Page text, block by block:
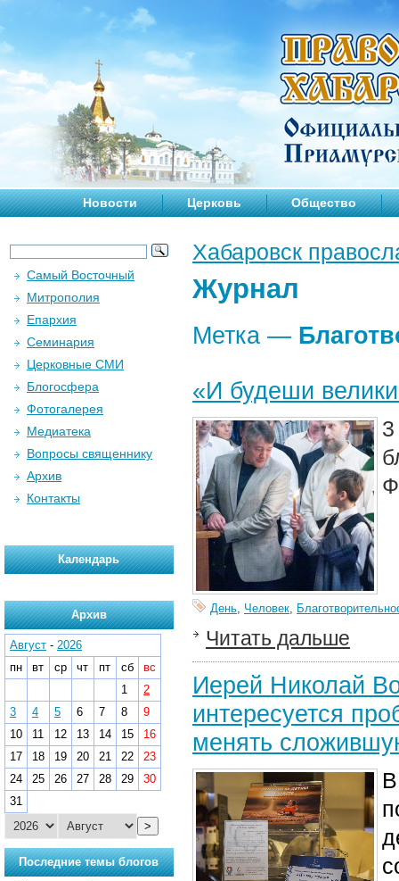
Новости Церковь Общество
Хабаровск
Журнал
Метка —
«И будеши
3
День, Человек,
Читать дальше
Иерей Николай
интересуется
менять
Самый Восточный
Митрополия
Епархия
Семинария
Церковные СМИ
Блогосфера
Фотогалерея
Медиатека
Вопросы священнику
Архив
Контакты
Календарь
Архив
Август - 2026
пн
вт ср чт пт сб
вс
1
2
3
4 5 6 7 8
9
10
11 12 13 14 15
16
17
18 19 20 21 22
23
24
25 26 27 28 29
30
31
>
Последние темы блогов